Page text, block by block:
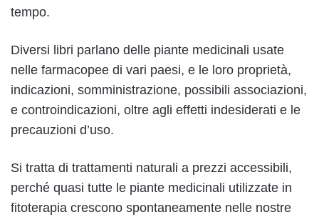
tempo.
Diversi libri parlano delle piante medicinali usate
nelle farmacopee di vari paesi, e le loro proprietà,
indicazioni, somministrazione, possibili associazioni,
e controindicazioni, oltre agli effetti indesiderati e le
precauzioni d’uso.
Si tratta di trattamenti naturali a prezzi accessibili,
perché quasi tutte le piante medicinali utilizzate in
fitoterapia crescono spontaneamente nelle nostre